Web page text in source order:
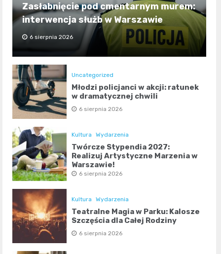
Zasłabnięcie pod cmentarnym murem:
interwencja służb w Warszawie
6 sierpnia 2026
Uncategorized
Młodzi policjanci w akcji: ratunek
w dramatycznej chwili
6 sierpnia 2026
Kultura Wydarzenia
Twórcze Stypendia 2027:
Realizuj Artystyczne Marzenia w
Warszawie!
6 sierpnia 2026
Kultura Wydarzenia
Teatralne Magia w Parku: Kalosze
Szczęścia dla Całej Rodziny
6 sierpnia 2026